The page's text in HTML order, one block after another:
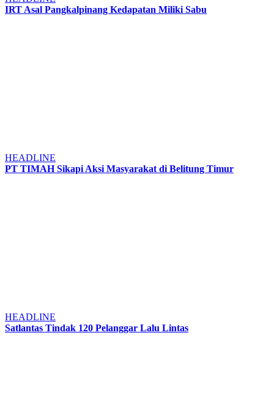
IRT Asal Pangkalpinang Kedapatan Miliki Sabu
HEADLINE
PT TIMAH Sikapi Aksi Masyarakat di Belitung Timur
HEADLINE
Satlantas Tindak 120 Pelanggar Lalu Lintas